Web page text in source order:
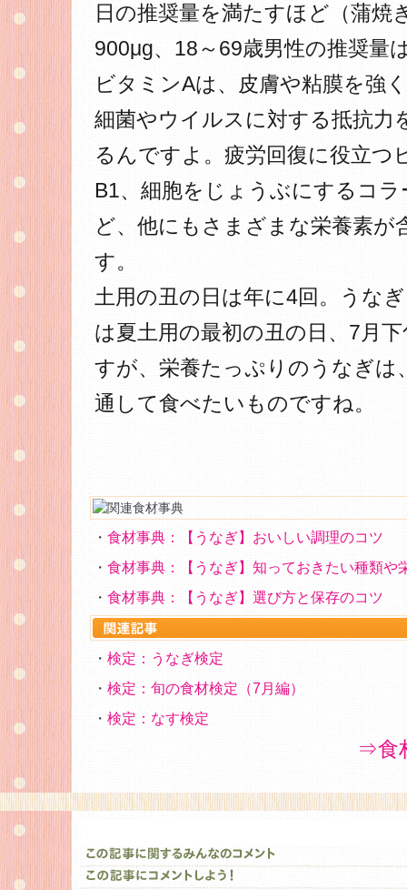
日の推奨量を満たすほど（蒲焼
900μg、18～69歳男性の推奨量
ビタミンAは、皮膚や粘膜を強
細菌やウイルスに対する抵抗力
るんですよ。疲労回復に役立つ
B1、細胞をじょうぶにするコラ
ど、他にもさまざまな栄養素が
す。
土用の丑の日は年に4回。うな
は夏土用の最初の丑の日、7月
すが、栄養たっぷりのうなぎは
通して食べたいものですね。
・ 食材事典：【うなぎ】おいしい調理のコツ
・ 食材事典：【うなぎ】知っておきたい種類や
・ 食材事典：【うなぎ】選び方と保存のコツ
・ 検定：うなぎ検定
・ 検定：旬の食材検定（7月編）
・ 検定：なす検定
⇒食